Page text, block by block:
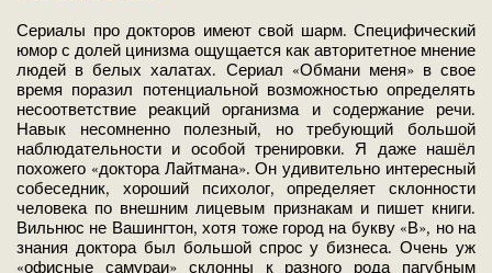
Сериалы про докторов имеют свой шарм. Специфический
юмор с долей цинизма ощущается как авторитетное мнение
людей в белых халатах. Сериал «Обмани меня» в свое
время поразил потенциальной возможностью определять
несоответствие реакций организма и содержание речи.
Навык несомненно полезный, но требующий большой
наблюдательности и особой тренировки. Я даже нашёл
похожего «доктора Лайтмана». Он удивительно интересный
собеседник, хороший психолог, определяет склонности
человека по внешним лицевым признакам и пишет книги.
Вильнюс не Вашингтон, хотя тоже город на букву «В», но на
знания доктора был большой спрос у бизнеса. Очень уж
«офисные самураи» склонны к разного рода пагубным